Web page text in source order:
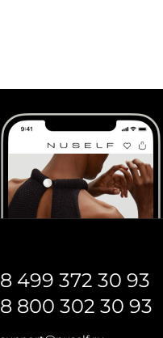
8 499 372 30 93
8 800 302 30 93